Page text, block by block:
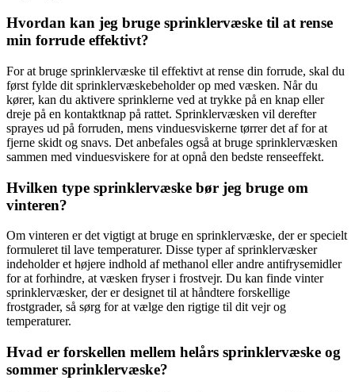
Hvordan kan jeg bruge sprinklervæske til at rense
min forrude effektivt?
For at bruge sprinklervæske til effektivt at rense din forrude, skal du
først fylde dit sprinklervæskebeholder op med væsken. Når du
kører, kan du aktivere sprinklerne ved at trykke på en knap eller
dreje på en kontaktknap på rattet. Sprinklervæsken vil derefter
sprayes ud på forruden, mens vinduesviskerne tørrer det af for at
fjerne skidt og snavs. Det anbefales også at bruge sprinklervæsken
sammen med vinduesviskere for at opnå den bedste renseeffekt.
Hvilken type sprinklervæske bør jeg bruge om
vinteren?
Om vinteren er det vigtigt at bruge en sprinklervæske, der er specielt
formuleret til lave temperaturer. Disse typer af sprinklervæsker
indeholder et højere indhold af methanol eller andre antifrysemidler
for at forhindre, at væsken fryser i frostvejr. Du kan finde vinter
sprinklervæsker, der er designet til at håndtere forskellige
frostgrader, så sørg for at vælge den rigtige til dit vejr og
temperaturer.
Hvad er forskellen mellem helårs sprinklervæske og
sommer sprinklervæske?